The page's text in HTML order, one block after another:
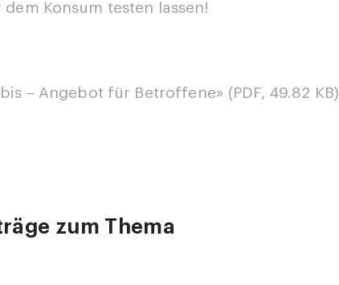
dem Konsum testen lassen!
– Angebot für Betroffene» (PDF, 49.82 KB)
zum Thema